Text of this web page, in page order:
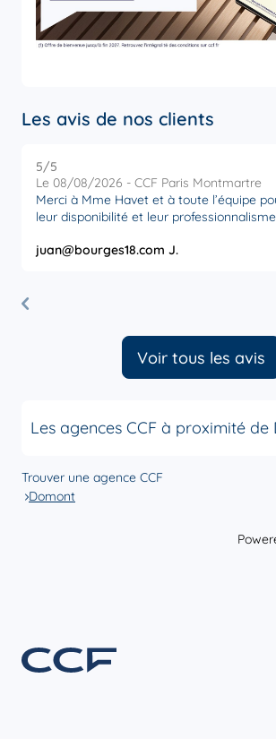
Les avis de nos clients
5/5
Le 08/08/2026 - CCF Paris Montmartre
Merci à Mme Havet et à toute l’équipe
leur disponibilité et leur
juan@bourges18.com J.
Voir tous les avis
Les agences CCF à proximité de
Trouver une agence CCF
Domont